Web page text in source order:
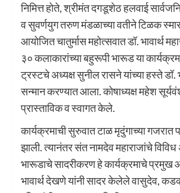
निमित्त होते, श्रीमंत दगडूशेठ हलवाई
व सुवर्णयुग तरुण मंडळाच्या वतीने टिळक
आयोजित चातुर्मास महोत्सवात डॉ. भावार्थ
३० कलाकारांच्या बहुरूपी भारूड या
ट्रस्टचे अध्यक्ष सुनील रासने यांच्या हस्ते डॉ.
सन्मान करण्यात आला. कोषाध्यक्ष महेश
प्रास्ताविक व स्वागत केले.
कार्यक्रमाची सुरुवात टाळ मृदुंगाच्या गजरात
झाली. त्यानंतर संत नामदेव महाराजांचे
भारूडाचे सादरीकरण हे कार्यक्रमाचे प्रमुख
भावार्थ देखणे यांनी सादर केलेले वासुदेव,